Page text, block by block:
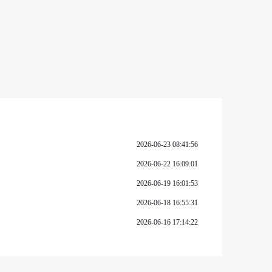
2026-06-23 08:41:56
2026-06-22 16:09:01
2026-06-19 16:01:53
2026-06-18 16:55:31
2026-06-16 17:14:22